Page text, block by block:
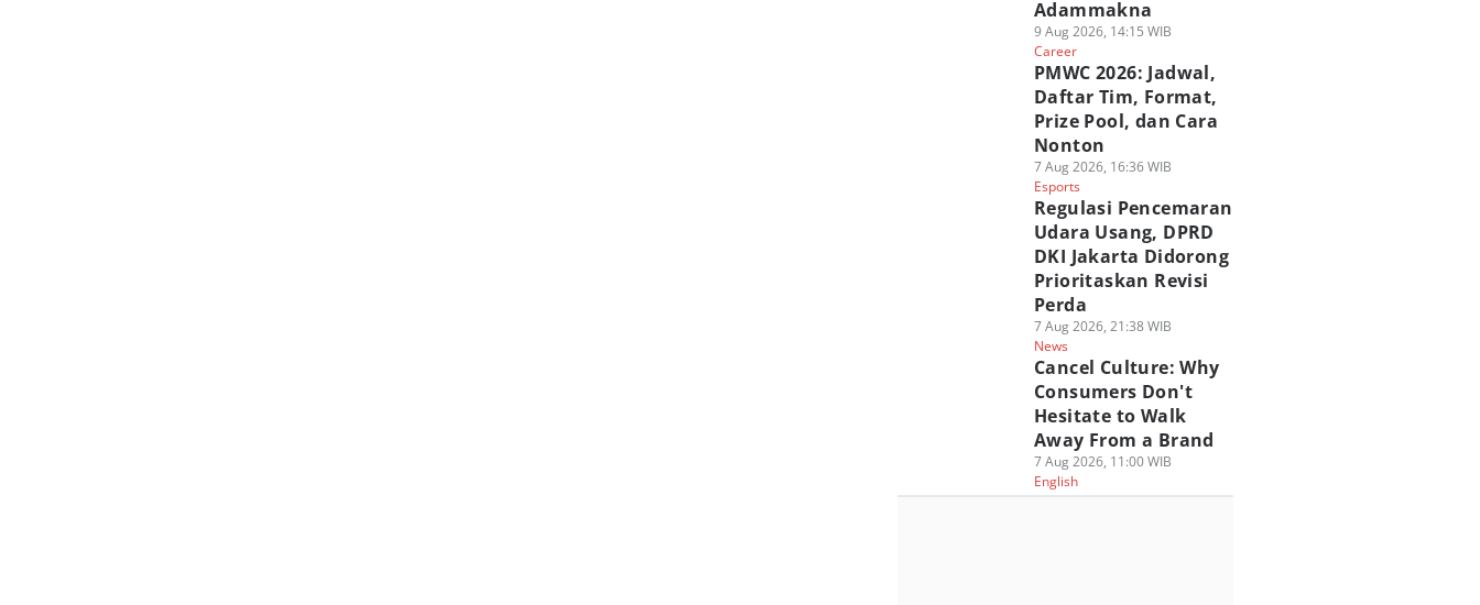
Adammakna
9 Aug 2026, 14:15 WIB
Career
PMWC 2026: Jadwal,
Daftar Tim, Format,
Prize Pool, dan Cara
Nonton
7 Aug 2026, 16:36 WIB
Esports
Regulasi Pencemaran
Udara Usang, DPRD
DKI Jakarta Didorong
Prioritaskan Revisi
Perda
7 Aug 2026, 21:38 WIB
News
Cancel Culture: Why
Consumers Don't
Hesitate to Walk
Away From a Brand
7 Aug 2026, 11:00 WIB
English